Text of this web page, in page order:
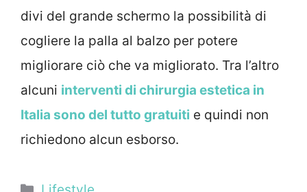
divi del grande schermo la possibilità di
cogliere la palla al balzo per potere
migliorare ciò che va migliorato. Tra l’altro
alcuni interventi di chirurgia estetica in
Italia sono del tutto gratuiti e quindi non
richiedono alcun esborso.
Categorie